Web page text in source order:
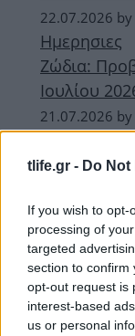
tlife.gr - Do
If you wish to
processing of
targeted
section to confirm
opt-out request is
interest-based
us or personal
22.07.2026 by
Ημερησιες
Ζώδια:
Ιουλίου
21.07.2026 by
Ζώδια: Οι
ΔΙΑΦΗΜΙΣΗ